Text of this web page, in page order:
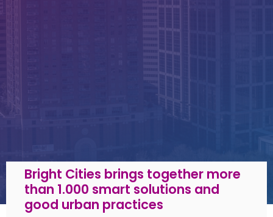
Bright Cities brings together more
than 1.000 smart solutions and
good urban practices